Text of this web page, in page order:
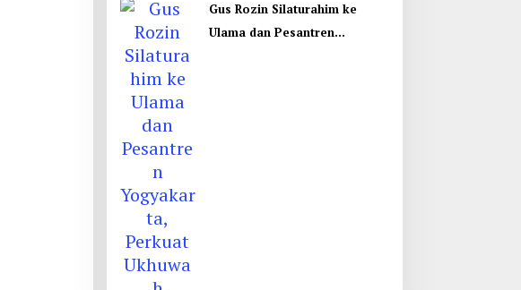
Gus Rozin Silaturahim ke
Ulama dan Pesantren